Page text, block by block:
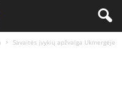
Savaitės įvykių apžvalga Ukmergėje